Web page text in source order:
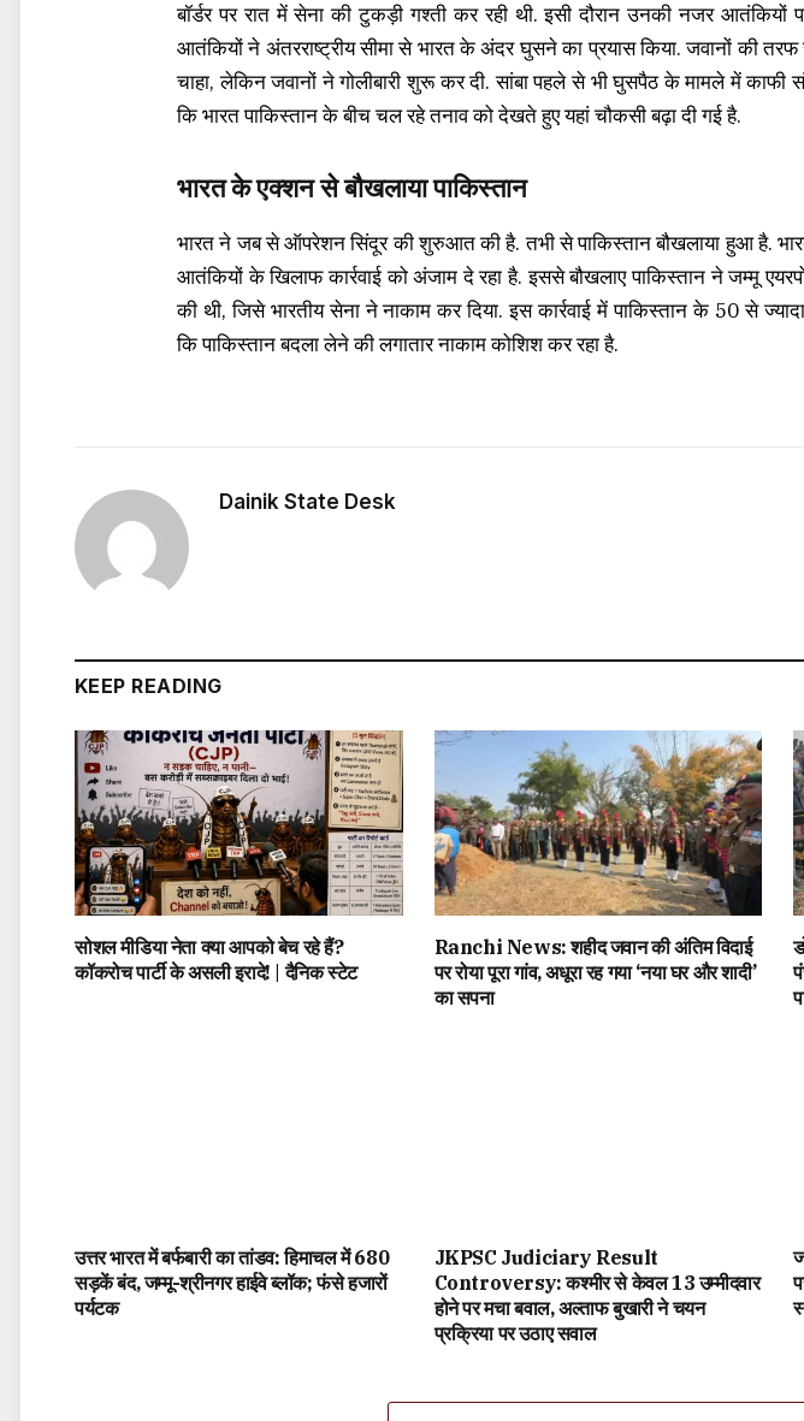
बॉर्डर पर रात में सेना की टुकड़ी गश्ती कर रही थी. इसी दौरान उनकी नजर आतंकियों
आतंकियों ने अंतरराष्ट्रीय सीमा से भारत के अंदर घुसने का प्रयास किया. जवानों की तरफ
चाहा, लेकिन जवानों ने गोलीबारी शुरू कर दी. सांबा पहले से भी घुसपैठ के मामले में काफी
कि भारत पाकिस्तान के बीच चल रहे तनाव को देखते हुए यहां चौकसी बढ़ा दी गई है.
भारत के एक्शन से बौखलाया पाकिस्तान
भारत ने जब से ऑपरेशन सिंदूर की शुरुआत की है. तभी से पाकिस्तान बौखलाया हुआ है.
आतंकियों के खिलाफ कार्रवाई को अंजाम दे रहा है. इससे बौखलाए पाकिस्तान ने जम्मू
की थी, जिसे भारतीय सेना ने नाकाम कर दिया. इस कार्रवाई में पाकिस्तान के 50 से ज्यादा
कि पाकिस्तान बदला लेने की लगातार नाकाम कोशिश कर रहा है.
Dainik State Desk
KEEP READING
सोशल मीडिया नेता क्या आपको बेच रहे हैं?
कॉकरोच पार्टी के असली इरादे! | दैनिक स्टेट
Ranchi News: शहीद जवान की अंतिम विदाई
पर रोया पूरा गांव, अधूरा रह गया ‘नया घर और शादी’
का सपना
उत्तर भारत में बर्फबारी का तांडव: हिमाचल में 680
सड़कें बंद, जम्मू-श्रीनगर हाईवे ब्लॉक; फंसे हजारों
पर्यटक
JKPSC Judiciary Result
Controversy: कश्मीर से केवल 13 उम्मीदवार
होने पर मचा बवाल, अल्ताफ बुखारी ने चयन
प्रक्रिया पर उठाए सवाल